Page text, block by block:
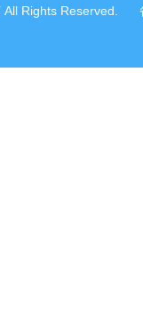
Rights Reserved.